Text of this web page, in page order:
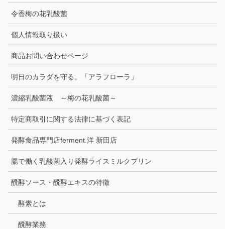
令香梅の花乳酸菌
個人情報取り扱い
商品お問い合わせページ
明日のカラダを守る。「アラフローラ」
濃縮乳酸菌液 ～梅の花乳酸菌～
特定商取引に関する法律に基づく表記
発酵食品専門店ferment.洋 新田店
腸で働く乳酸菌入り発酵ライスミルクプリン
醗酵ソース・醗酵エキスの特徴
酵素とは
醗酵業務